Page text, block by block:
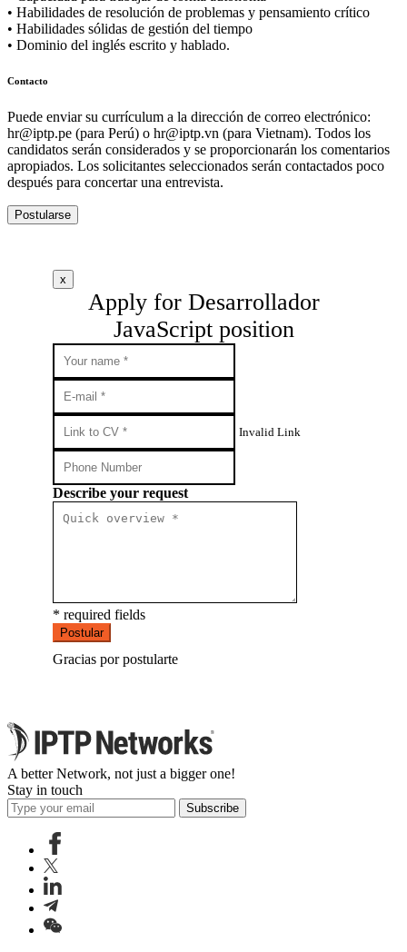
• Habilidades de resolución de problemas y pensamiento crítico
• Habilidades sólidas de gestión del tiempo
• Dominio del inglés escrito y hablado.
Contacto
Puede enviar su currículum a la dirección de correo electrónico:
hr
iptp.pe (para Perú) o hr iptp.vn (para Vietnam). Todos los
candidatos serán considerados y se proporcionarán los comentarios
apropiados. Los solicitantes seleccionados serán contactados poco
después para concertar una entrevista.
Postularse
x
Apply for Desarrollador
JavaScript position
Invalid Link
Describe your request
* required fields
Postular
Gracias por postularte
A better Network, not just a bigger one!
Stay in touch
Subscribe